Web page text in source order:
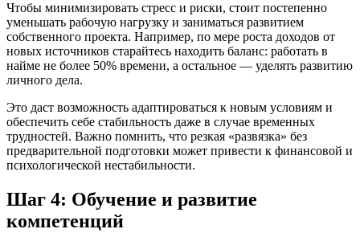
Чтобы минимизировать стресс и риски, стоит постепенно
уменьшать рабочую нагрузку и заниматься развитием
собственного проекта. Например, по мере роста доходов от
новых источников старайтесь находить баланс: работать в
найме не более 50% времени, а остальное — уделять развитию
личного дела.
Это даст возможность адаптироваться к новым условиям и
обеспечить себе стабильность даже в случае временных
трудностей. Важно помнить, что резкая «развязка» без
предварительной подготовки может привести к финансовой и
психологической нестабильности.
Шаг 4: Обучение и развитие
компетенций